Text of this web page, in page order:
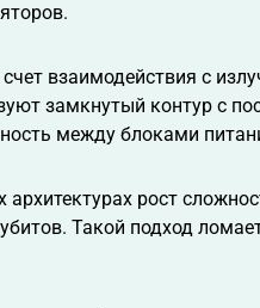
взаимодействия с
замкнутый контур с
между блоками
рост
Такой подход